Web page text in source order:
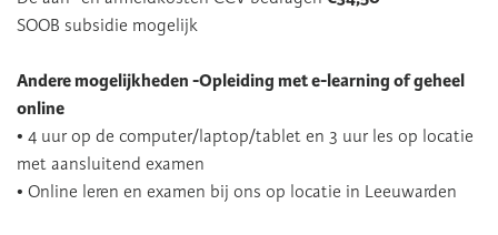
SOOB subsidie mogelijk
Andere mogelijkheden -Opleiding met e-learning of geheel
online
• 4 uur op de computer/laptop/tablet en 3 uur les op locatie
met aansluitend examen
• Online leren en examen bij ons op locatie in Leeuwarden